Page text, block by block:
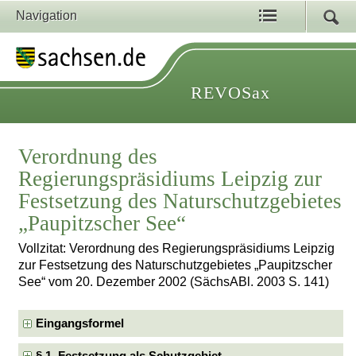
Navigation
REVOSax
Verordnung des
Regierungspräsidiums Leipzig zur
Festsetzung des Naturschutzgebietes
„Paupitzscher See“
Vollzitat: Verordnung des Regierungspräsidiums Leipzig
zur Festsetzung des Naturschutzgebietes „Paupitzscher
See“ vom 20. Dezember 2002 (SächsABl. 2003 S. 141)
Eingangsformel